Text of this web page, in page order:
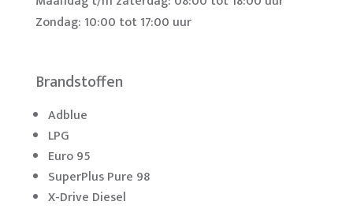
Zondag: 10:00 tot 17:00 uur
Brandstoffen
Adblue
LPG
Euro 95
SuperPlus Pure 98
X-Drive Diesel